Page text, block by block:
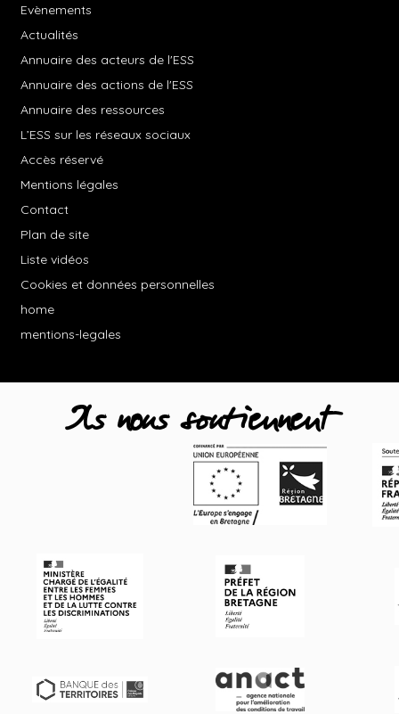
Evènements
Actualités
Annuaire des acteurs de l'ESS
Annuaire des actions de l'ESS
Annuaire des ressources
L’ESS sur les réseaux sociaux
Accès réservé
Mentions légales
Contact
Plan de site
Liste vidéos
Cookies et données personnelles
home
mentions-legales
Ils nous soutiennent